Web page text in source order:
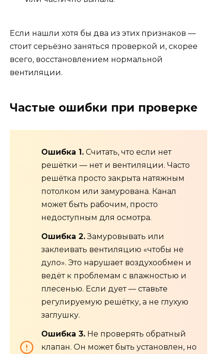
Если нашли хотя бы два из этих признаков —
стоит серьёзно заняться проверкой и, скорее
всего, восстановлением нормальной
вентиляции.
Частые ошибки при проверке
Ошибка 1. Считать, что если нет
решётки — нет и вентиляции. Часто
решётка просто закрыта натяжным
потолком или замурована. Канал
может быть рабочим, просто
недоступным для осмотра.
Ошибка 2.Замуровывать или
заклеивать вентиляцию «чтобы не
дуло». Это нарушает воздухообмен и
ведёт к проблемам с влажностью и
плесенью. Если дует — ставьте
регулируемую решётку, а не глухую
заглушку.
Ошибка 3. Не проверять обратный
клапан. Он может быть установлен, но